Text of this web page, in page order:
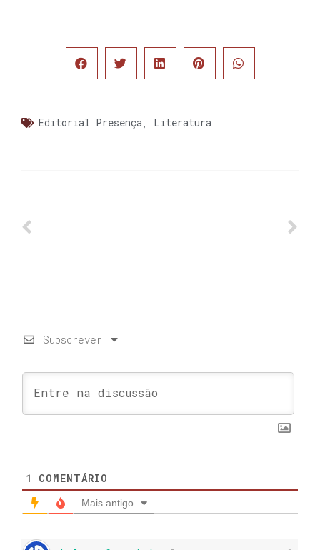
Editorial Presença, Literatura
Subscrever
1 COMENTÁRIO
Mais antigo